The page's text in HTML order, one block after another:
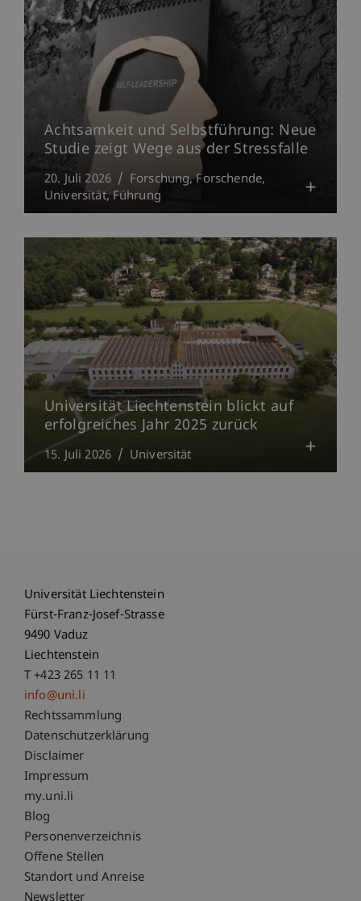
Achtsamkeit und Selbstführung: Neue
Studie zeigt Wege aus der Stressfalle
20. Juli 2026 Forschung Forschende
Universität Führung
Universität Liechtenstein blickt auf
erfolgreiches Jahr 2025 zurück
15. Juli 2026 Universität
Universität Liechtenstein
Fürst-Franz-Josef-Strasse
9490 Vaduz
Liechtenstein
T +423 265 11 11
info@uni.li
Fußzeile Rechtliche Hinweise
Rechtssammlung
Datenschutzerklärung
Disclaimer
Impressum
Fußzeile Subdomain-Verzeichnis
my.uni.li
Blog
Personenverzeichnis
Offene Stellen
Standort und Anreise